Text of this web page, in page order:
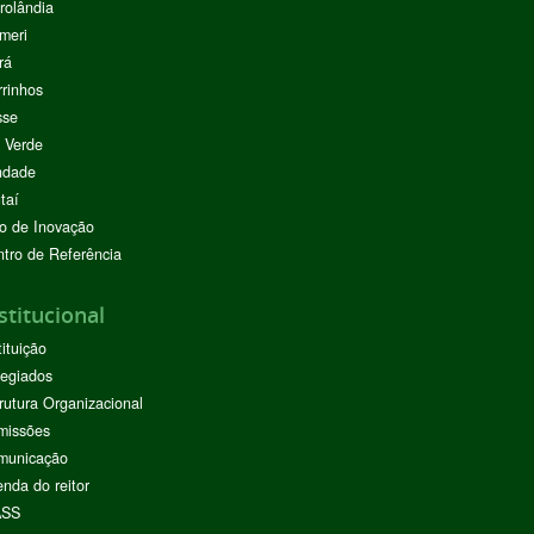
de Inovação
de Referência
Organizacional
do reitor